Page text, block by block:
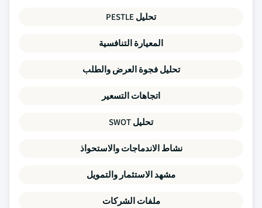
تحليل PESTLE
المعيارة التنافسية
تحليل فجوة العرض والطلب
اتجاهات التسعير
تحليل SWOT
نشاط الاندماجات والاستحواذ
مشهد الاستثمار والتمويل
ملفات الشركات